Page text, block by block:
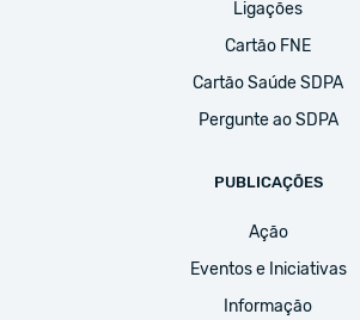
Ligações
Cartão FNE
Cartão Saúde SDPA
Pergunte ao SDPA
PUBLICAÇÕES
Ação
Eventos e Iniciativas
Informação